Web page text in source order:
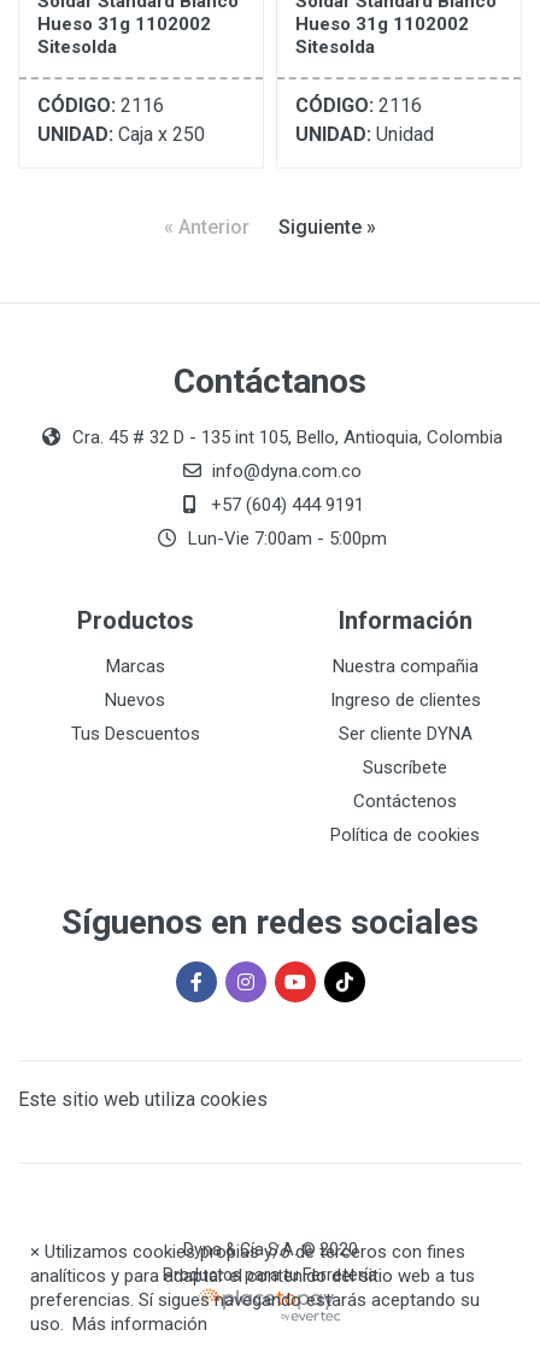
Hueso 31g 1102002
Sitesolda
CÓDIGO: 2116
UNIDAD: Caja x 250
Hueso 31g 1102002
Sitesolda
CÓDIGO: 2116
UNIDAD: Unidad
« Anterior Siguiente »
Contáctanos
Cra. 45 # 32 D - 135 int 105, Bello, Antioquia, Colombia
info@dyna.com.co
+57 (604) 444 9191
Lun-Vie 7:00am - 5:00pm
Productos
Marcas
Nuevos
Tus Descuentos
Información
Nuestra compañia
Ingreso de clientes
Ser cliente DYNA
Suscríbete
Contáctenos
Política de cookies
Síguenos en redes sociales
Este sitio web utiliza cookies
Dyna & Cía S.A. © 2020
Productos para tu Ferretería
× Utilizamos cookies propias y/o de terceros con fines
analíticos y para adaptar el contenido del sitio web a tus
preferencias. Sí sigues navegando estarás aceptando su
uso. Más información